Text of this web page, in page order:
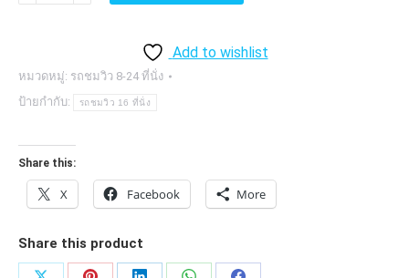
นั่ง,รถ
วิว
ชิ้น
Add to wishlist
หมวดหมู่: รถชมวิว 8-24 ที่นั่ง
ป้ายกำกับ:
รถชมวิว 16 ที่นั่ง
Share this:
X Facebook More
Share this product